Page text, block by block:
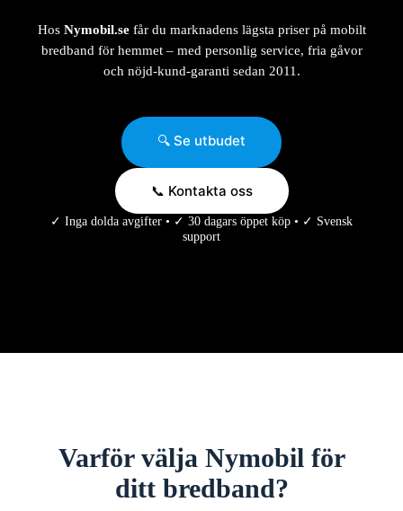
Hos Nymobil.sefår du marknadens lägsta priser på mobilt
bredband för hemmet – med personlig service, fria gåvor
och nöjd-kund-garanti sedan 2011.
🔍 Se utbudet
📞 Kontakta oss
✓ Inga dolda avgifter • ✓ 30 dagars öppet köp • ✓ Svensk
support
Varför välja Nymobil för
ditt bredband?